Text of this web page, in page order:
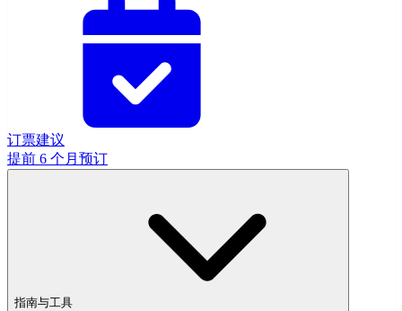
订票建议
提前 6 个月预订
指南与工具